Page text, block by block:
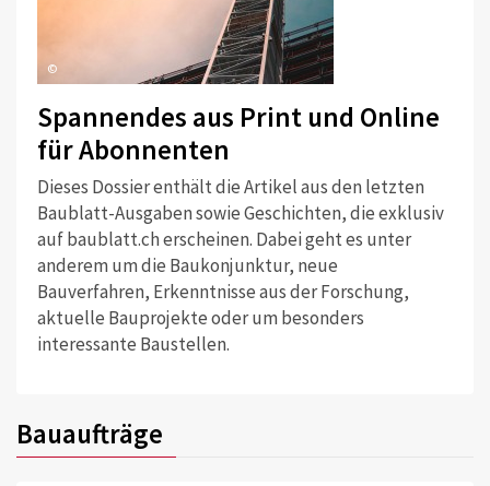
©
Spannendes aus Print und Online
für Abonnenten
Dieses Dossier enthält die Artikel aus den letzten
Baublatt-Ausgaben sowie Geschichten, die exklusiv
auf baublatt.ch erscheinen. Dabei geht es unter
anderem um die Baukonjunktur, neue
Bauverfahren, Erkenntnisse aus der Forschung,
aktuelle Bauprojekte oder um besonders
interessante Baustellen.
Bauaufträge